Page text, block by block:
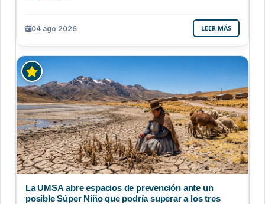
04 ago 2026 LEER MÁS
La UMSA abre espacios de prevención ante un
posible Súper Niño que podría superar a los tres